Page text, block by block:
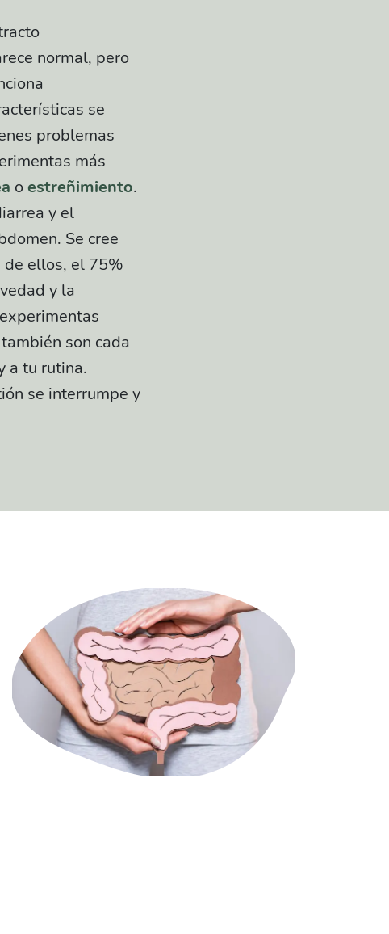
normal, pero
se
problemas
más
oestreñimiento.
y el
Se cree
de ellos, el 75%
y la
son cada
a tu rutina.
se interrumpe y